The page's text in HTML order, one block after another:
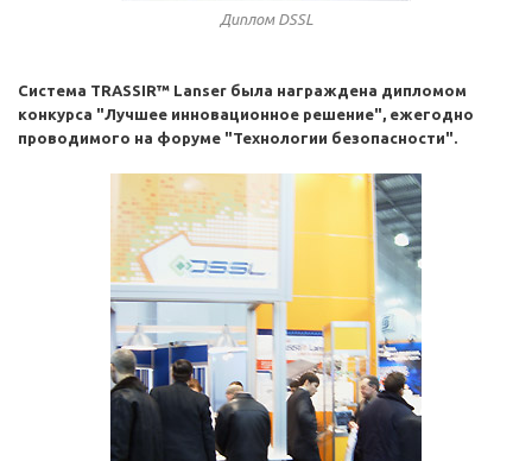
Диплом DSSL
Система TRASSIR™ Lanser была награждена дипломом
конкурса "Лучшее инновационное решение", ежегодно
проводимого на форуме "Технологии безопасности".